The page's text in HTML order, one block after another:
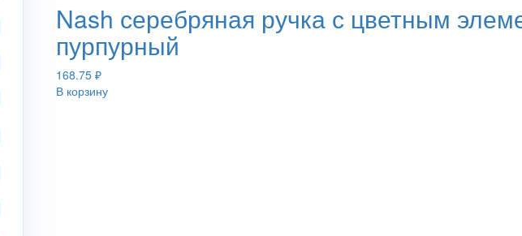
Nash серебряная ручка с цветным
пурпурный
168.75 ₽
В корзину